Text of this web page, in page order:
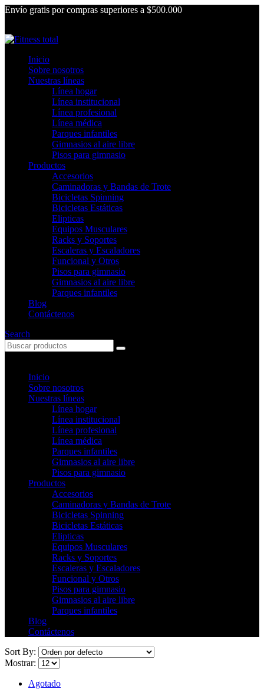
Envío gratis por compras superiores a $500.000
Inicio
Sobre nosotros
Nuestras líneas
Línea hogar
Línea institucional
Línea profesional
Línea médica
Parques infantiles
Gimnasios al aire libre
Pisos para gimnasio
Productos
Accesorios
Caminadoras y Bandas de Trote
Bicicletas Spinning
Bicicletas Estáticas
Elipticas
Equipos Musculares
Racks y Soportes
Escaleras y Escaladores
Funcional y Otros
Pisos para gimnasio
Gimnasios al aire libre
Parques infantiles
Blog
Contáctenos
Search
Inicio
Sobre nosotros
Nuestras líneas
Línea hogar
Línea institucional
Línea profesional
Línea médica
Parques infantiles
Gimnasios al aire libre
Pisos para gimnasio
Productos
Accesorios
Caminadoras y Bandas de Trote
Bicicletas Spinning
Bicicletas Estáticas
Elipticas
Equipos Musculares
Racks y Soportes
Escaleras y Escaladores
Funcional y Otros
Pisos para gimnasio
Gimnasios al aire libre
Parques infantiles
Blog
Contáctenos
Sort By:
Mostrar:
Agotado